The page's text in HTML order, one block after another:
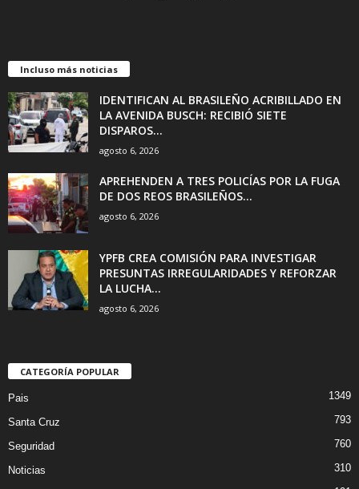
Incluso más noticias
IDENTIFICAN AL BRASILEÑO ACRIBILLADO EN
LA AVENIDA BUSCH: RECIBIÓ SIETE
DISPAROS...
agosto 6, 2026
APREHENDEN A TRES POLICÍAS POR LA FUGA
DE DOS REOS BRASILEÑOS...
agosto 6, 2026
YPFB CREA COMISIÓN PARA INVESTIGAR
PRESUNTAS IRREGULARIDADES Y REFORZAR
LA LUCHA...
agosto 6, 2026
CATEGORÍA POPULAR
Pais 1349
Santa Cruz 793
Seguridad 760
Noticias 310